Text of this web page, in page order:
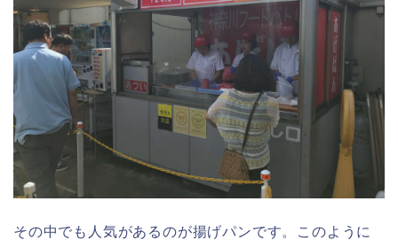
その中でも人気があるのが揚げパンです。このように